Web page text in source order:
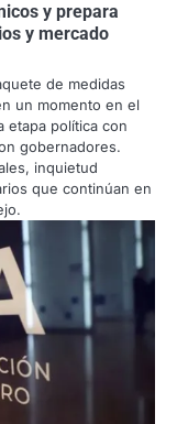
y prepara
y mercado
de medidas
un momento en el
etapa política con
gobernadores.
inquietud
que continúan en